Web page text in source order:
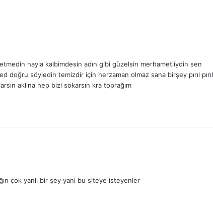
hayla kalbimdesin adın gibi güzelsin merhametliydin sen
doğru söyledin temizdir için herzaman olmaz sana birşey pırıl pırıl
aklına hep bizi sokarsın kra toprağım
çok yanlı bir şey yani bu siteye isteyenler